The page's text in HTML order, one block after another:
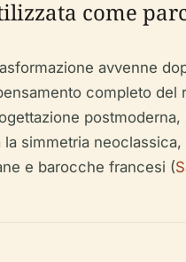
come
avvenne
completo del
la simmetria
e barocche francesi (